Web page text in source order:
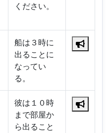
ください。
船は３時に
出ることに
なってい
る。
彼は１０時
まで部屋か
ら出ること